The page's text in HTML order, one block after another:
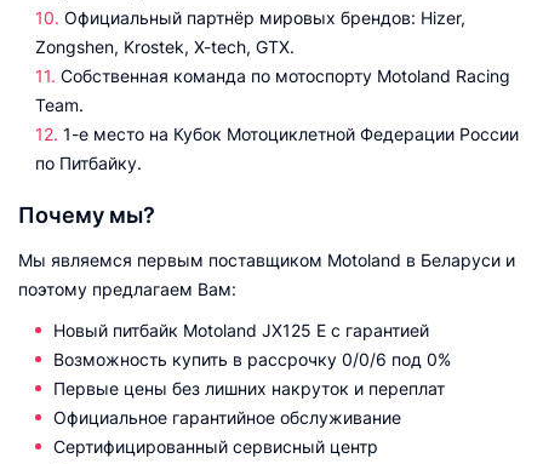
Официальный партнёр мировых брендов: Hizer,
Zongshen, Krostek, X-tech, GTX.
Собственная команда по мотоспорту Motoland Racing
Team.
1-е место на Кубок Мотоциклетной Федерации России
по Питбайку.
Почему мы?
Мы являемся первым поставщиком Motoland в Беларуси и
поэтому предлагаем Вам:
Новый питбайк Motoland JX125 E с гарантией
Возможность купить в рассрочку 0/0/6 под 0%
Первые цены без лишних накруток и переплат
Официальное гарантийное обслуживание
Сертифицированный сервисный центр